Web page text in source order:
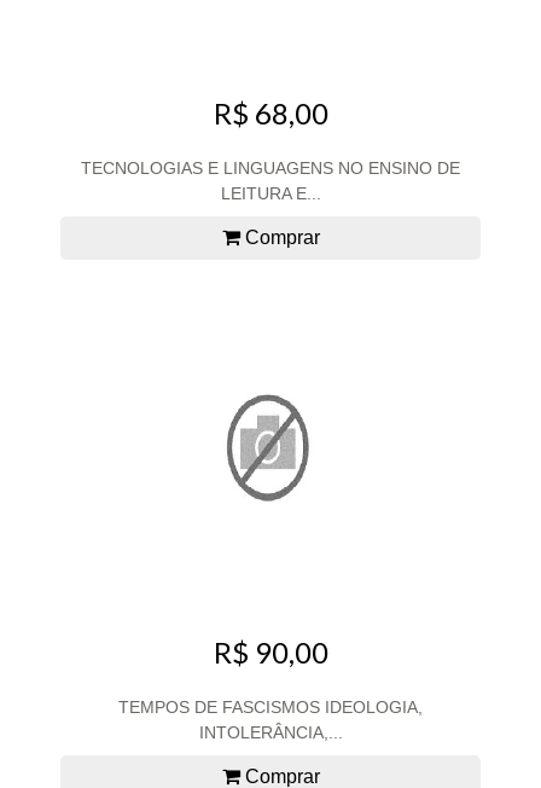
R$ 68,00
TECNOLOGIAS E LINGUAGENS NO ENSINO DE
LEITURA E...
Comprar
R$ 90,00
TEMPOS DE FASCISMOS IDEOLOGIA,
INTOLERÂNCIA,...
Comprar